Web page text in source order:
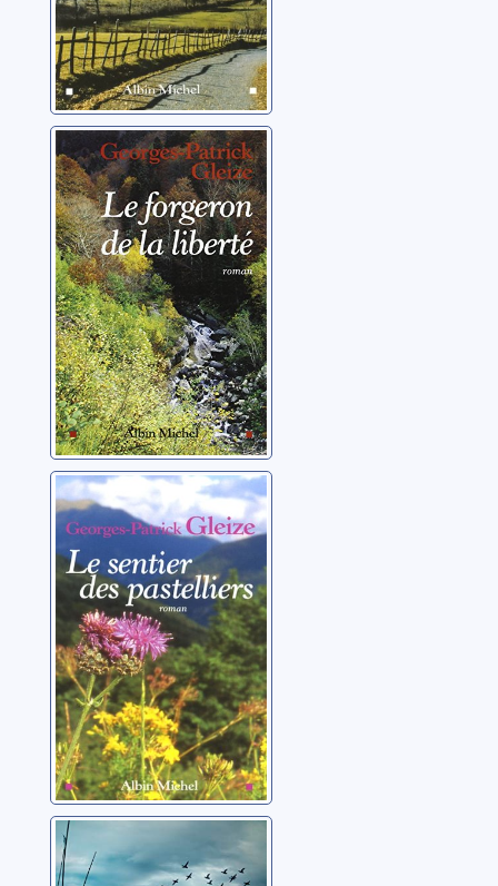
Le forgeron de la
liberté
Gleize, Georges-Patrick
Le sentier des
pastelliers
Gleize, Georges-Patrick
Le crépuscule
des Justes